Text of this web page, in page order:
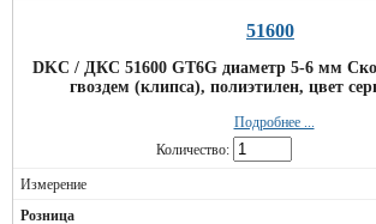
51600
DKC / ДКС 51600 GT6G диаметр 5-6 мм
гвоздем (клипса), полиэтилен, цвет
Подробнее ...
Количество: